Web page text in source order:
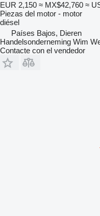
EUR 2,150 ≈ MX$42,760 ≈
Piezas del motor - motor
diésel
Países Bajos, Dieren
Handelsonderneming Wim
Contacte con el vendedor